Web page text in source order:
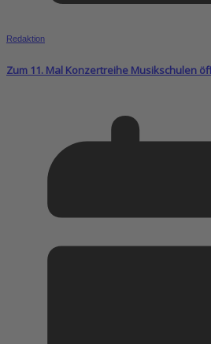
Redaktion
Zum 11. Mal Konzertreihe Musikschulen